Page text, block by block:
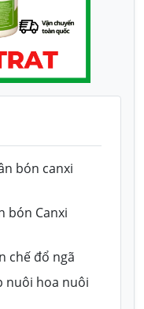
bón canxi
bón Canxi
chế đổ ngã
nuôi hoa nuôi